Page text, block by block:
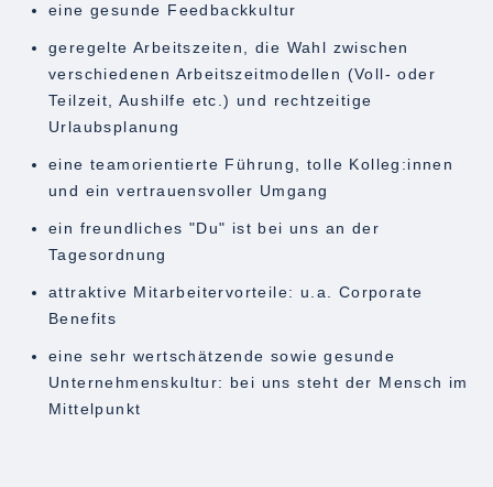
eine gesunde Feedbackkultur
geregelte Arbeitszeiten, die Wahl zwischen
verschiedenen Arbeitszeitmodellen (Voll- oder
Teilzeit, Aushilfe etc.) und rechtzeitige
Urlaubsplanung
eine teamorientierte Führung, tolle Kolleg:innen
und ein vertrauensvoller Umgang
ein freundliches "Du" ist bei uns an der
Tagesordnung
attraktive Mitarbeitervorteile: u.a. Corporate
Benefits
eine sehr wertschätzende sowie gesunde
Unternehmenskultur: bei uns steht der Mensch im
Mittelpunkt